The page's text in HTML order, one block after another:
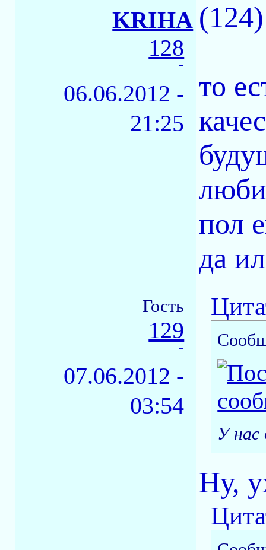
KRIHA
128
-
06.06.2012 -
21:25
то
пол
да
Гость
129
-
07.06.2012 -
03:54
У нас
Ну,